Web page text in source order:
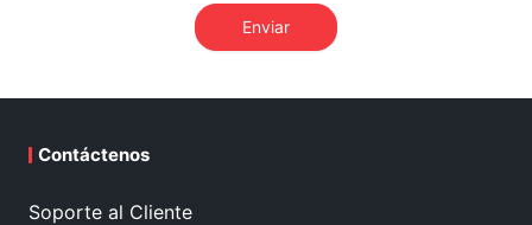
Enviar
Contáctenos
Soporte al Cliente